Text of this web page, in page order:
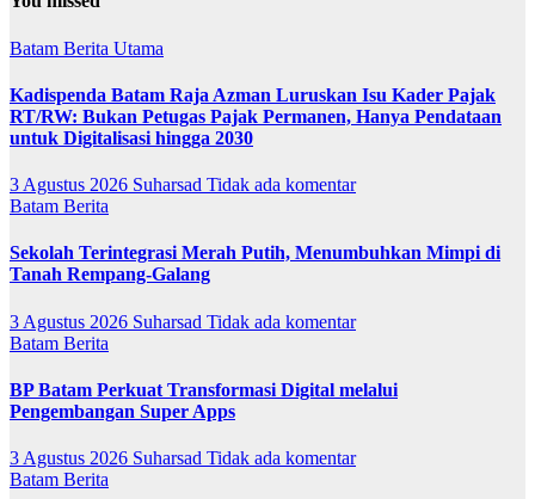
Batam Berita Utama
Kadispenda Batam Raja Azman Luruskan Isu Kader Pajak
RT/RW: Bukan Petugas Pajak Permanen, Hanya Pendataan
untuk Digitalisasi hingga 2030
3 Agustus 2026 Suharsad Tidak ada komentar
Batam Berita
Sekolah Terintegrasi Merah Putih, Menumbuhkan Mimpi di
Tanah Rempang-Galang
3 Agustus 2026 Suharsad Tidak ada komentar
Batam Berita
BP Batam Perkuat Transformasi Digital melalui
Pengembangan Super Apps
3 Agustus 2026 Suharsad Tidak ada komentar
Batam Berita